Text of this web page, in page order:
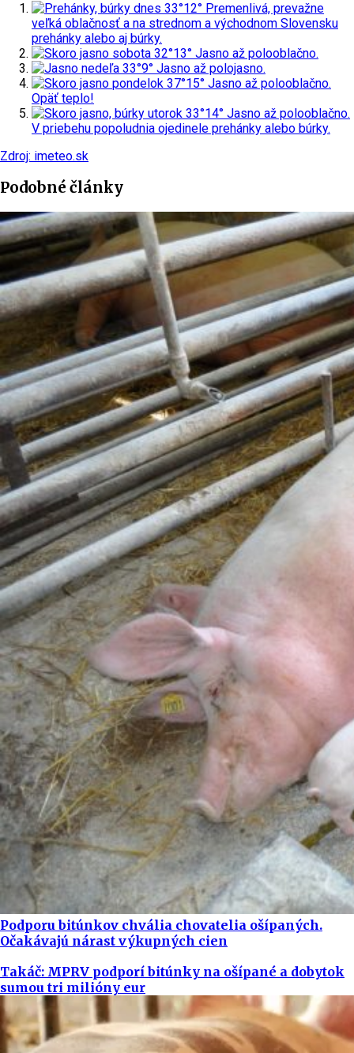
dnes 33°12° Premenlivá, prevažne
veľká oblačnosť a na strednom a východnom Slovensku
prehánky alebo aj búrky.
sobota 32°13° Jasno až polooblačno.
nedeľa 33°9° Jasno až polojasno.
pondelok 37°15° Jasno až polooblačno.
Opäť teplo!
utorok 33°14° Jasno až polooblačno.
V priebehu popoludnia ojedinele prehánky alebo búrky.
Zdroj: imeteo.sk
Podobné články
Podporu bitúnkov chvália chovatelia ošípaných.
Očakávajú nárast výkupných cien
Takáč: MPRV podporí bitúnky na ošípané a dobytok
sumou tri milióny eur